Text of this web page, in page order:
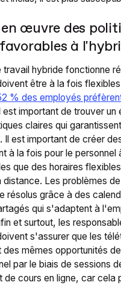
œuvre des
à
travail hybride fonctionne
être à la fois
% des employés
est important de trouver un
claires qui
Il est important de créer
à la fois pour le personnel
que des horaires
distance. Les problèmes
résolus grâce à des
qui s'adaptent à
et surtout, les
s'assurer que les
des mêmes opportunités
par le biais de sessions
de cours en ligne, car cela